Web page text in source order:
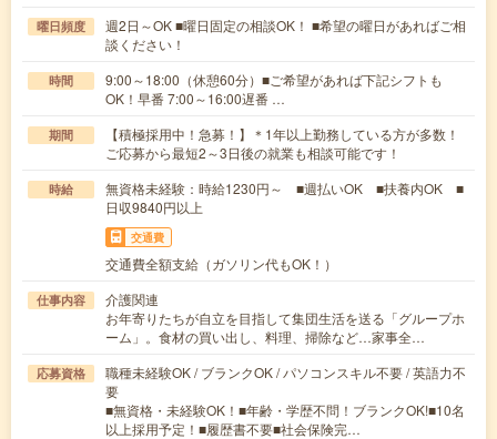
曜日頻度
週2日～OK ■曜日固定の相談OK！ ■希望の曜日があればご相
談ください！
時間
9:00～18:00（休憩60分）■ご希望があれば下記シフトも
OK！早番 7:00～16:00遅番 …
期間
【積極採用中！急募！】＊1年以上勤務している方が多数！
ご応募から最短2～3日後の就業も相談可能です！
時給
無資格未経験：時給1230円～ ■週払いOK ■扶養内OK ■
日収9840円以上
交通費
交通費全額支給（ガソリン代もOK！）
仕事内容
介護関連
お年寄りたちが自立を目指して集団生活を送る「グループホ
ーム」。食材の買い出し、料理、掃除など…家事全…
応募資格
職種未経験OK / ブランクOK / パソコンスキル不要 / 英語力不
要
■無資格・未経験OK！■年齢・学歴不問！ブランクOK!■10名
以上採用予定！■履歴書不要■社会保険完…